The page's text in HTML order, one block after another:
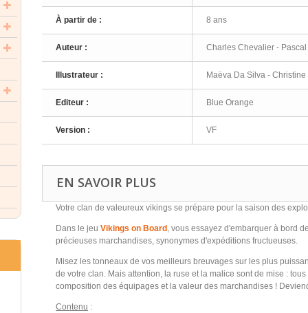
À partir de : 8 ans
Auteur : Charles Chevalier -
Illustrateur : Maëva Da Silva -
Editeur : Blue Orange
Version : VF
EN SAVOIR PLUS
Votre clan de valeureux vikings se prépare pour la saison des
Dans le jeu Vikings on Board , vous essayez d'embarquer à bord
précieuses marchandises, synonymes d'expéditions fructueuses.
Misez les tonneaux de vos meilleurs breuvages sur les plus
de votre clan. Mais attention, la ruse et la malice sont de mise :
composition des équipages et la valeur des marchandises !
Contenu :